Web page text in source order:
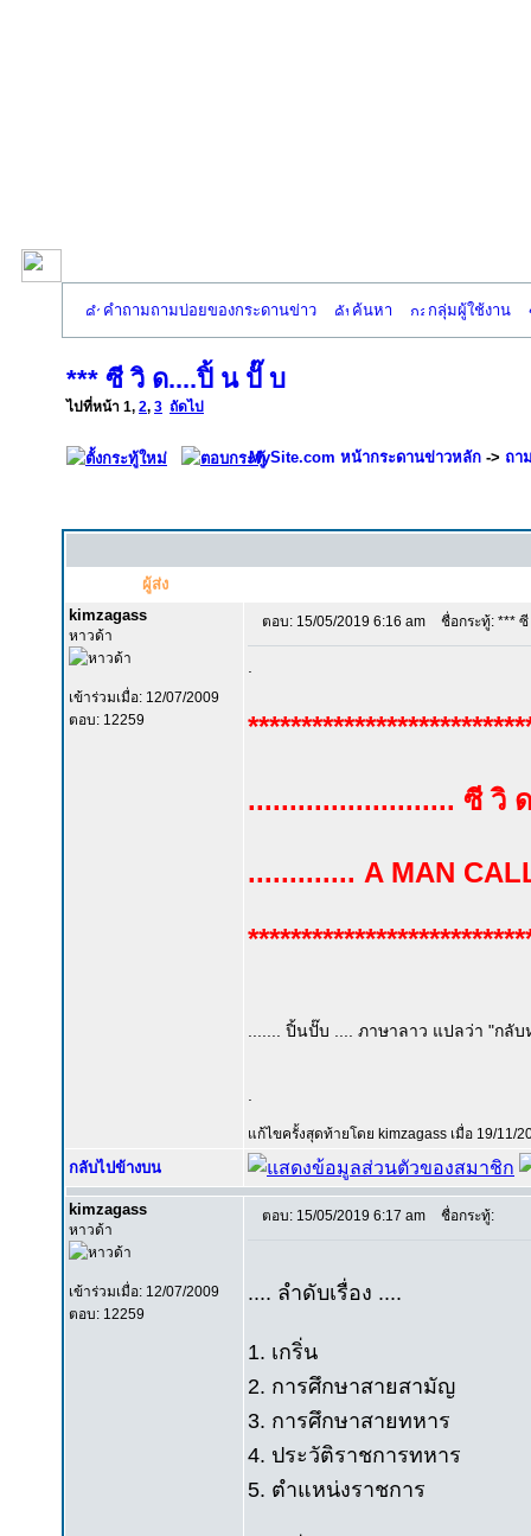
คำถามถามบ่อยของกระดานข่าว ค้นหา กลุ่มผู้ใช้งาน
*** ซี วิ ด....ปิ้ น ปั๊ บ
ไปที่หน้า 1, 2, 3 ถัดไป
MySite.com หน้ากระดานข่าวหลัก -> ถา
ผู้ส่ง
kimzagass
หาวด้า
เข้าร่วมเมื่อ: 12/07/2009
ตอบ: 12259
ตอบ: 15/05/2019 6:16 am ชื่อกระทู้: ***
......................... ซี วิ
............. A MAN
....... ปิ้นปั๊บ .... ภาษาลาว แปลว่า "กลั
แก้ไขครั้งสุดท้ายโดย kimzagass เมื่อ 19/11/
กลับไปข้างบน
kimzagass
หาวด้า
เข้าร่วมเมื่อ: 12/07/2009
ตอบ: 12259
ตอบ: 15/05/2019 6:17 am ชื่อกระทู้:
.... ลำดับเรื่อง ....
1. เกริ่น
2. การศึกษาสายสามัญ
3. การศึกษาสายทหาร
4. ประวัติราชการทหาร
5. ตำแหน่งราชการ